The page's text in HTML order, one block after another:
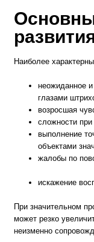
Наиболее
неожиданное
глазами
возросшая
сложности при
выполнение
объектами
жалобы по
искажение
При значительном
может резко
неизменно